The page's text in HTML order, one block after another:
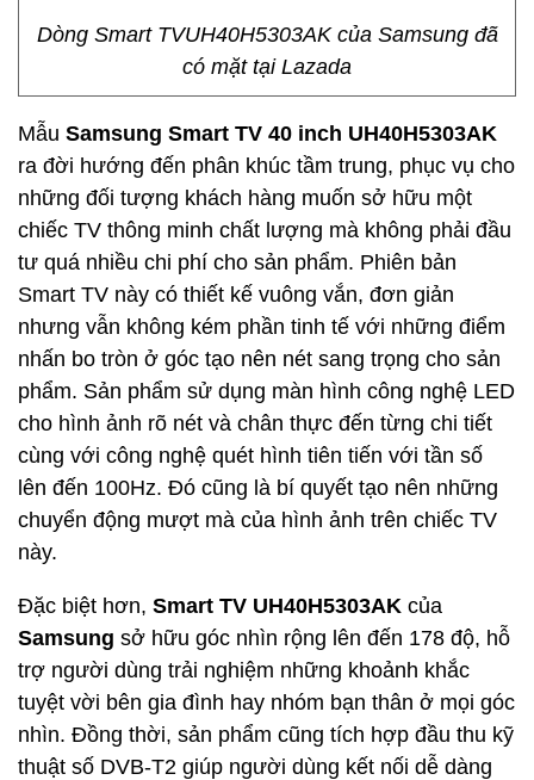
Dòng Smart TVUH40H5303AK của Samsung đã
có mặt tại Lazada
Mẫu Samsung Smart TV 40 inch UH40H5303AK
ra đời hướng đến phân khúc tầm trung, phục vụ cho
những đối tượng khách hàng muốn sở hữu một
chiếc TV thông minh chất lượng mà không phải đầu
tư quá nhiều chi phí cho sản phẩm. Phiên bản
Smart TV này có thiết kế vuông vắn, đơn giản
nhưng vẫn không kém phần tinh tế với những điểm
nhấn bo tròn ở góc tạo nên nét sang trọng cho sản
phẩm. Sản phẩm sử dụng màn hình công nghệ LED
cho hình ảnh rõ nét và chân thực đến từng chi tiết
cùng với công nghệ quét hình tiên tiến với tần số
lên đến 100Hz. Đó cũng là bí quyết tạo nên những
chuyển động mượt mà của hình ảnh trên chiếc TV
này.
Đặc biệt hơn, Smart TV UH40H5303AK của
Samsung sở hữu góc nhìn rộng lên đến 178 độ, hỗ
trợ người dùng trải nghiệm những khoảnh khắc
tuyệt vời bên gia đình hay nhóm bạn thân ở mọi góc
nhìn. Đồng thời, sản phẩm cũng tích hợp đầu thu kỹ
thuật số DVB-T2 giúp người dùng kết nối dễ dàng